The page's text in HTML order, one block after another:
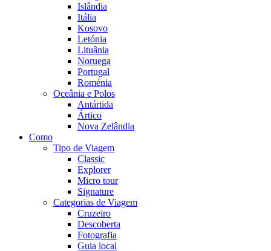
Islândia
Itália
Kosovo
Letónia
Lituânia
Noruega
Portugal
Roménia
Oceânia e Polos
Antártida
Ártico
Nova Zelândia
Como
Tipo de Viagem
Classic
Explorer
Micro tour
Signature
Categorias de Viagem
Cruzeiro
Descoberta
Fotografia
Guia local